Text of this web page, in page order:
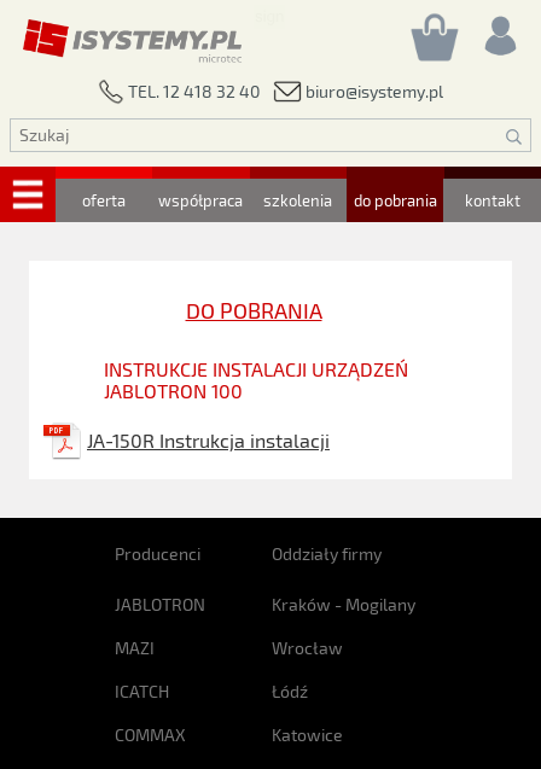
TEL. 12 418 32 40 biuro@isystemy.pl
oferta współpraca szkolenia do pobrania kontakt
DO POBRANIA
INSTRUKCJE INSTALACJI URZĄDZEŃ
JABLOTRON 100
JA-150R Instrukcja instalacji
Producenci
JABLOTRON
MAZI
ICATCH
COMMAX
Oddziały firmy
Kraków - Mogilany
Wrocław
Łódź
Katowice